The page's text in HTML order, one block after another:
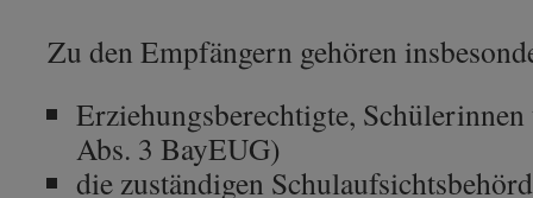
Zu den Empfängern gehören
Erziehungsberechtigte,
Abs. 3 BayEUG)
die zuständigen